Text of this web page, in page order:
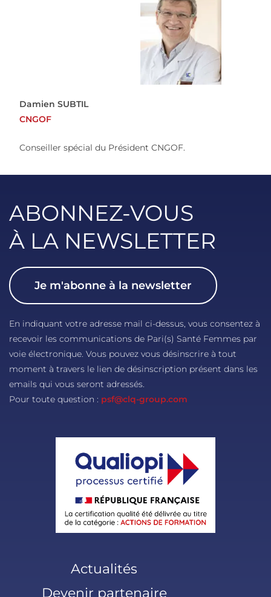
Damien SUBTIL
CNGOF
Conseiller spécial du Président CNGOF.
ABONNEZ-VOUS
À LA NEWSLETTER
Je m'abonne à la newsletter
En indiquant votre adresse mail ci-dessus, vous consentez à
recevoir les communications de Pari(s) Santé Femmes par
voie électronique. Vous pouvez vous désinscrire à tout
moment à travers le lien de désinscription présent dans les
emails qui vous seront adressés.
Pour toute question : psf@clq-group.com
Actualités
Devenir partenaire